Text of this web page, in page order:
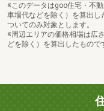
※このデータはgoo住宅・不
車場代などを除く）を算出
ついてのみ対象とします。
※周辺エリアの価格相場は広
どを除く）を算出したもので